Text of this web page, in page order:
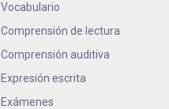
Vocabulario
Comprensión de lectura
Comprensión auditiva
Expresión escrita
Exámenes